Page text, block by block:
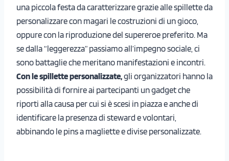
una piccola festa da caratterizzare grazie alle spillette da
personalizzare con magari le costruzioni di un gioco,
oppure con la riproduzione del supereroe preferito. Ma
se dalla “leggerezza” passiamo all’impegno sociale, ci
sono battaglie che meritano manifestazioni e incontri.
Con le spillette personalizzate,gli organizzatori hanno la
possibilità di fornire ai partecipanti un gadget che
riporti alla causa per cui si è scesi in piazza e anche di
identificare la presenza di steward e volontari,
abbinando le pins a magliette e divise personalizzate.